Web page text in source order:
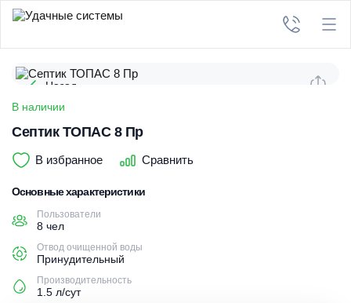
Назад
В наличии
Септик ТОПАС 8 Пр
В избранное Сравнить
Основные характеристики
Пользователи
8 чел
Отвод очищенной воды
Принудительный
Производительность
1.5 л/сут